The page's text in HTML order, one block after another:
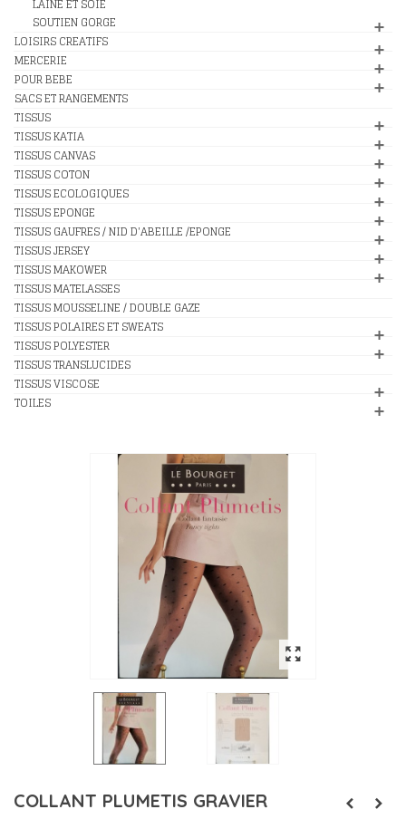
LAINE ET SOIE
SOUTIEN GORGE
LOISIRS CREATIFS
MERCERIE
POUR BEBE
SACS ET RANGEMENTS
TISSUS
TISSUS KATIA
TISSUS CANVAS
TISSUS COTON
TISSUS ECOLOGIQUES
TISSUS EPONGE
TISSUS GAUFRES / NID D'ABEILLE /EPONGE
TISSUS JERSEY
TISSUS MAKOWER
TISSUS MATELASSES
TISSUS MOUSSELINE / DOUBLE GAZE
TISSUS POLAIRES ET SWEATS
TISSUS POLYESTER
TISSUS TRANSLUCIDES
TISSUS VISCOSE
TOILES
COLLANT PLUMETIS GRAVIER